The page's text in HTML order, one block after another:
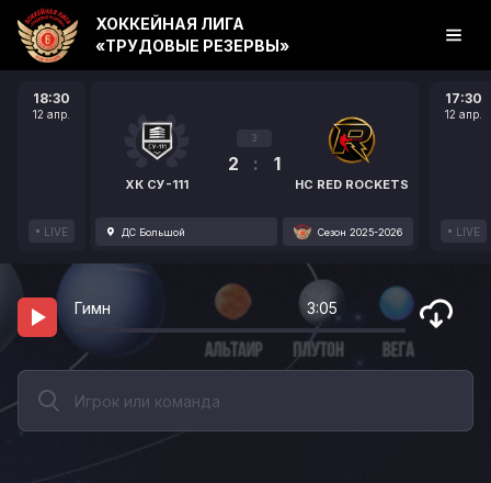
18:30
12 апр.
LIVE
ХК СУ-111
3
2 : 1
HC RED ROCKETS
ДС Большой Сезон 2025-2026
17:30
12 апр.
LIVE
ХОККЕЙНАЯ ЛИГА
«ТРУДОВЫЕ РЕЗЕРВЫ»
Гимн 3:05